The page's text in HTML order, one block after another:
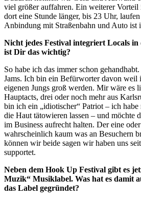
viel größer auffahren. Ein weiterer Vorteil
dort eine Stunde länger, bis 23 Uhr,
Anbindung mit Straßenbahn und Auto ist
Nicht jedes Festival integriert Locals
ist Dir das wichtig?
So habe ich das immer schon
Jams. Ich bin ein Befürworter davon weil
eigenen Jungs groß werden. Mir wäre es
Hauptacts, drei oder noch mehr aus
bin ich ein „idiotischer“ Patriot – ich
die Haut tätowieren lassen – und möchte
im Business aufrecht halten. Der eine
wahrscheinlich kaum was an Besuchern
können wir beide sagen wir haben uns
supportet.
Neben dem Hook Up Festival gibt es
Muzik“ Musiklabel. Was hat es damit
das Label gegründet?